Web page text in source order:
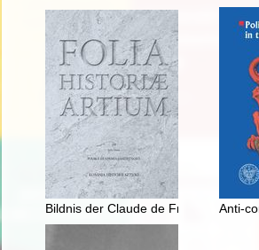
Bildnis der Claude de France?" :Anti-